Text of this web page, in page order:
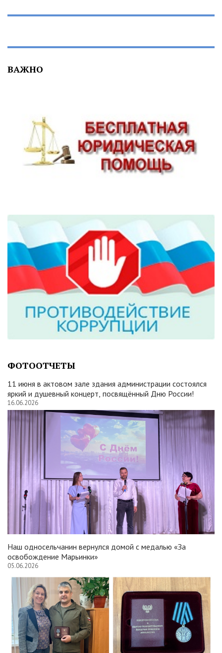
ВАЖНО
ФОТООТЧЕТЫ
11 июня в актовом зале здания администрации состоялся
яркий и душевный концерт, посвящённый Дню России!
16.06.2026
Наш односельчанин вернулся домой с медалью «За
освобождение Марьинки»
05.06.2026